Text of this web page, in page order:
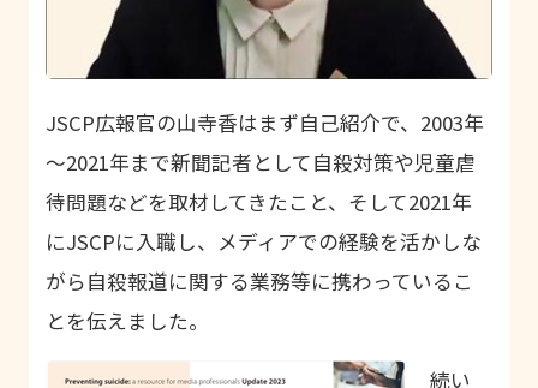
JSCP広報官の山寺香はまず自己紹介で、2003年
～2021年まで新聞記者として自殺対策や児童虐
待問題などを取材してきたこと、そして2021年
にJSCPに入職し、メディアでの経験を活かしな
がら自殺報道に関する業務等に携わっているこ
とを伝えました。
続い